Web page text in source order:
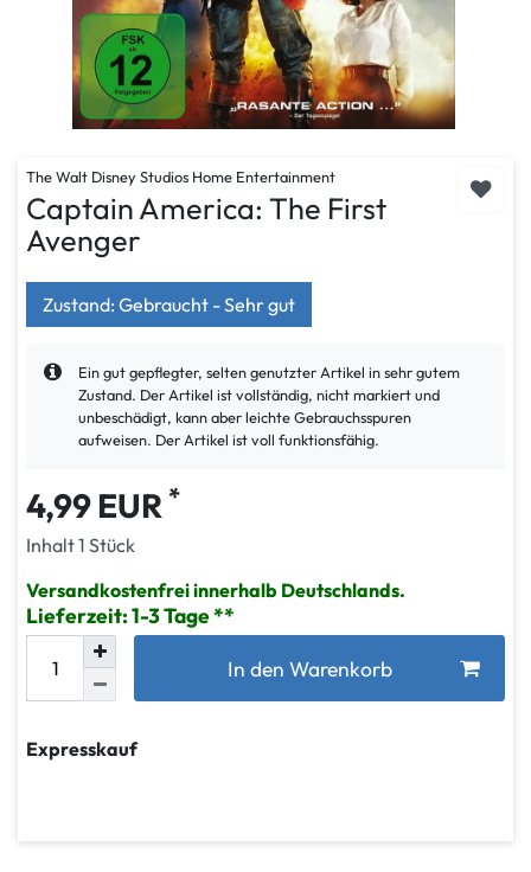
The Walt Disney Studios Home Entertainment
Captain America: The First
Avenger
Zustand: Gebraucht - Sehr gut
Ein gut gepflegter, selten genutzter Artikel in sehr gutem
Zustand. Der Artikel ist vollständig, nicht markiert und
unbeschädigt, kann aber leichte Gebrauchsspuren
aufweisen. Der Artikel ist voll funktionsfähig.
4,99 EUR *
Inhalt1 Stück
Versandkostenfrei innerhalb Deutschlands.
Lieferzeit: 1-3 Tage
In den Warenkorb
Expresskauf